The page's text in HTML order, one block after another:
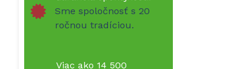
Sme spoločnosť s 20
ročnou tradíciou.
Viac ako 14 500